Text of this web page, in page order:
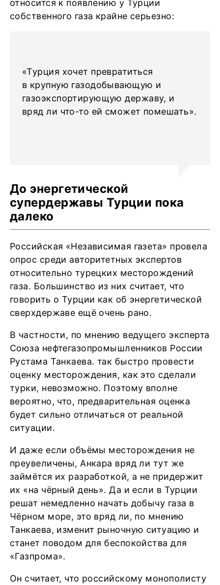
относится к появлению у Турции
собственного газа крайне серьезно:
«Турция хочет превратиться
в крупную газодобывающую и
газоэкспортирующую державу, и
вряд ли что-то ей сможет помешать».
До энергетической
супердержавы Турции пока
далеко
Российская «Независимая газета» провела
опрос среди авторитетных экспертов
относительно турецких месторождений
газа. Большинство из них считает, что
говорить о Турции как об энергетической
сверхдержаве ещё очень рано.
В частности, по мнению ведущего эксперта
Союза нефтегазопромышленников России
Рустама Танкаева. так быстро провести
оценку месторождения, как это сделали
турки, невозможно. Поэтому вполне
вероятно, что, предварительная оценка
будет сильно отличаться от реальной
ситуации.
И даже если объёмы месторождения не
преувеличены, Анкара вряд ли тут же
займётся их разработкой, а не придержит
их «на чёрный день». Да и если в Турции
решат немедленно начать добычу газа в
Чёрном море, это вряд ли, по мнению
Танкаева, изменит рыночную ситуацию и
станет поводом для беспокойства для
«Газпрома».
Он считает, что российскому монополисту